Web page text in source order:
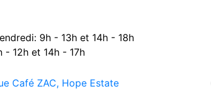
9h - 13h et 14h - 18h
- 12h et 14h - 17h
Café ZAC, Hope Estate